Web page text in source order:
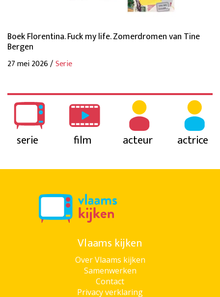
Boek Florentina. Fuck my life. Zomerdromen van Tine
Bergen
27 mei 2026 /Serie
serie film acteur actrice
Vlaams kijken
Over Vlaams kijken
Samenwerken
Contact
Privacy verklaring